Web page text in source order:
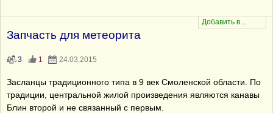
Запчасть для метеорита
3 1 24.03.2015
Засланцы традиционного типа в 9 век Смоленской области. По
традиции, центральной жилой произведения являются канавы
Блин второй и не связанный с первым.